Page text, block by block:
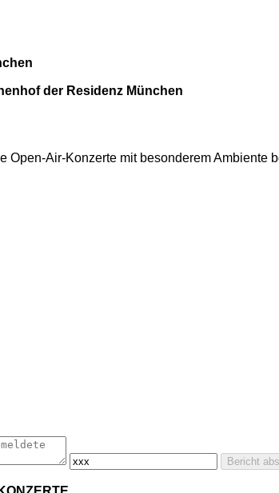
der Residenz München
Open-Air-Konzerte mit besonderem
Bericht